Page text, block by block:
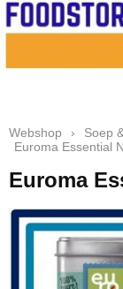
Home
Contact
Mijn account
Retour &
Informatie
Webshop › Soep
Euroma Essential
Euroma